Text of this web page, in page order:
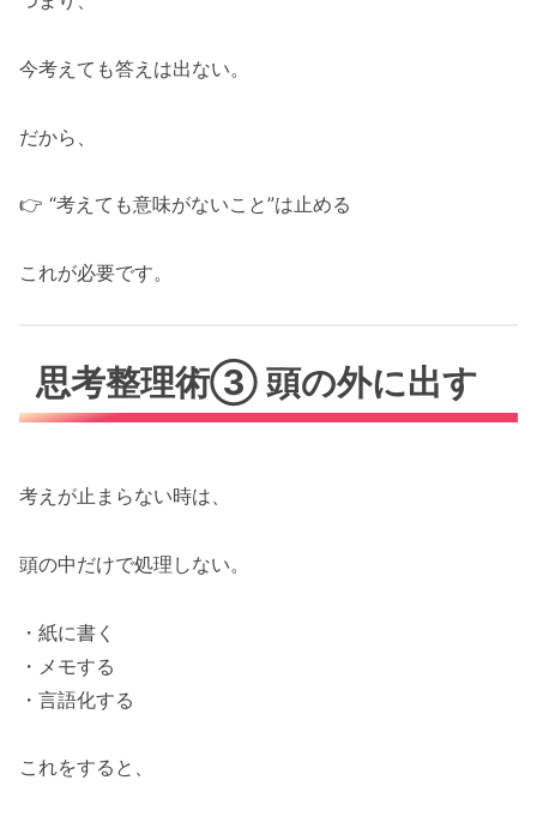
今考えても答えは出ない。
だから、
👉 “考えても意味がないこと”は止める
これが必要です。
思考整理術③ 頭の外に出す
考えが止まらない時は、
頭の中だけで処理しない。
・紙に書く
・メモする
・言語化する
これをすると、